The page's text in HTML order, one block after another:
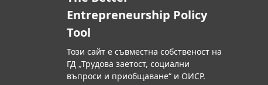
Entrepreneurship Policy
Tool
Този сайт е съвместна собственост на
ГД „Трудова заетост, социални
въпроси и приобщаване“ и ОИСР.